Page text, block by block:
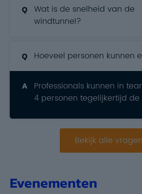
Wat is de snelheid van de
windtunnel?
Hoeveel personen kunnen
Professionals kunnen in
4 personen tegelijkertijd
Bekijk alle vragen
Evenementen